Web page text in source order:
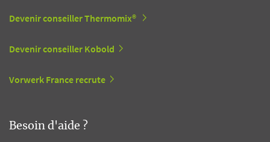
Devenir conseiller Thermomix®
Devenir conseiller Kobold
Vorwerk France recrute
Besoin d'aide ?